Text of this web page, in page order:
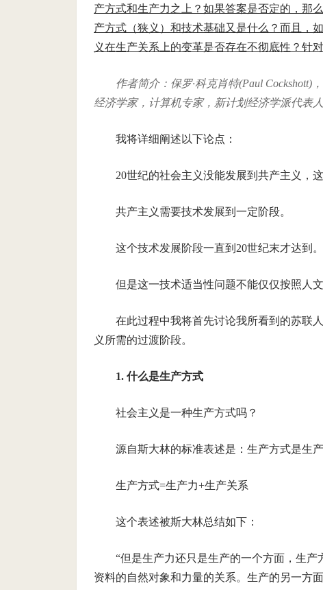
产方式和生产力之上？如果答案是否定的，那
产方式（狭义）和技术基础又是什么？而且，
义在生产关系上的变革是否存在不彻底性？针
作者简介：保罗·科克肖特(Paul Cockshott)
经济学家，计算机专家，新计划经济学派代表人
我将详细阐述以下论点：
20世纪的社会主义没能发展到共产主义，
共产主义需要技术发展到一定阶段。
这个技术发展阶段一直到20世纪末才达到。
但是这一技术适当性问题不能仅仅按照人
在此过程中我将首先讨论我所看到的苏联
义所需的过渡阶段。
1. 什么是生产方式
社会主义是一种生产方式吗？
源自斯大林的标准表述是：生产方式是生
生产方式=生产力+生产关系
这个表述被斯大林总结如下：
“但是生产力还只是生产的一个方面，生
资料的自然对象和力量的关系。生产的另一方